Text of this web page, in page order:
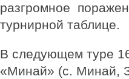
разгромное
турнирной таблице.
В следующем туре
«Минай» (с. Минай,